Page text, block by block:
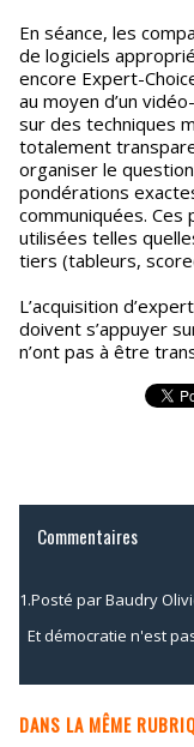
En séance, les
de logiciels
encore Expert-
au moyen d’un
sur des techniques
totalement
organiser le
pondérations
communiquées.
utilisées telles
tiers (tableurs,
L’acquisition
doivent s’appuyer
n’ont pas à être
Commentaires
1.Posté parBaudry
Et démocratie n'est
DANS LA MÊME